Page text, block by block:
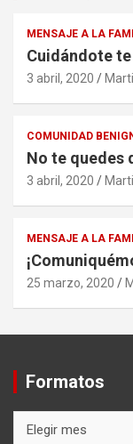
MENSAJE A LA
Cuidándote
3 abril, 2020
COMUNIDAD
No te quedes
3 abril, 2020
MENSAJE A LA
25 marzo, 2020
Formatos